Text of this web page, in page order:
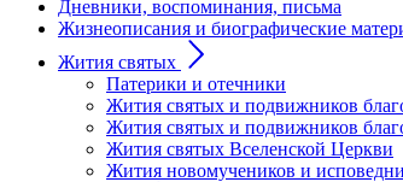
Дневники, воспоминания, письма
Жизнеописания и биографические
Жития святых
Патерики и отечники
Жития святых и подвижников
Жития святых и подвижников
Жития святых Вселенской Церкви
Жития новомучеников и